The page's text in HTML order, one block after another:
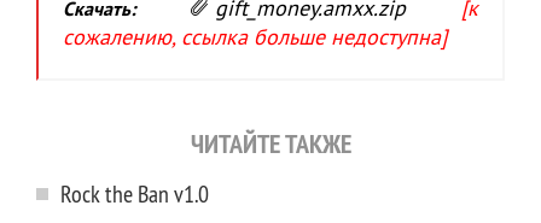
Скачать: gift_money.amxx.zip [к
сожалению, ссылка больше недоступна]
ЧИТАЙТЕ ТАКЖЕ
Rock the Ban v1.0